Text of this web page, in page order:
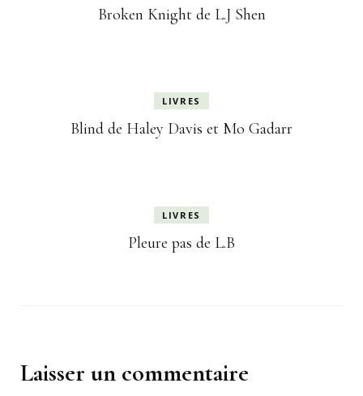
Broken Knight de L.J Shen
LIVRES
Blind de Haley Davis et Mo Gadarr
LIVRES
Pleure pas de L.B
Laisser un commentaire